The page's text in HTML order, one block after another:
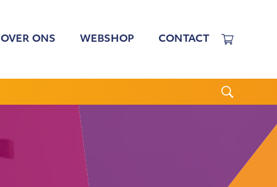
OVER ONS WEBSHOP CONTACT